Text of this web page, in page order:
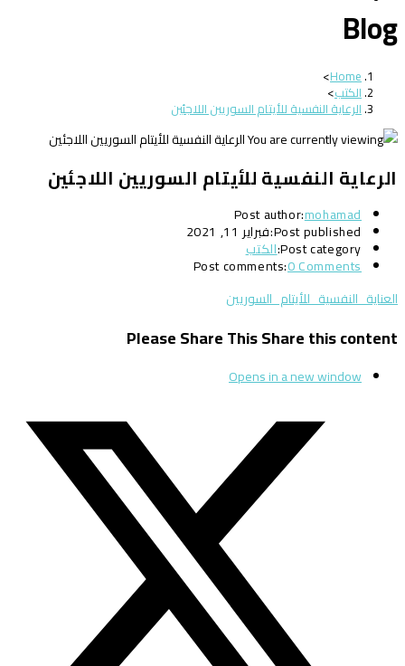
Blog
Home
>
الكتب>
الرعاية النفسية للأيتام السوريين اللاجئين
الرعاية النفسية للأيتام السوريين اللاجئين
Post author:mohamad
Post published: فبراير 11, 2021
Post category:الكتب
Post comments:0 Comments
العناية_النفسية_للأيتام_السوريين
Please Share ThisShare this content
Opens in a new window